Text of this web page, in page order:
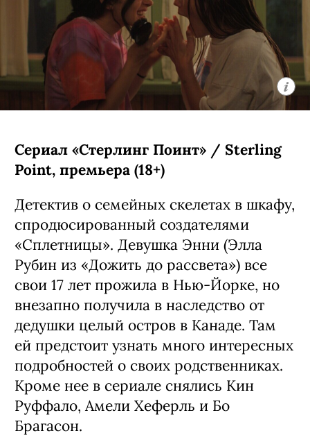
Сериал «Стерлинг Поинт» / Sterling
Point, премьера (18+)
Детектив о семейных скелетах в шкафу,
спродюсированный создателями
«Сплетницы». Девушка Энни (Элла
Рубин из «Дожить до рассвета») все
свои 17 лет прожила в Нью-Йорке, но
внезапно получила в наследство от
дедушки целый остров в Канаде. Там
ей предстоит узнать много интересных
подробностей о своих родственниках.
Кроме нее в сериале снялись Кин
Руффало, Амели Хеферль и Бо
Брагасон.